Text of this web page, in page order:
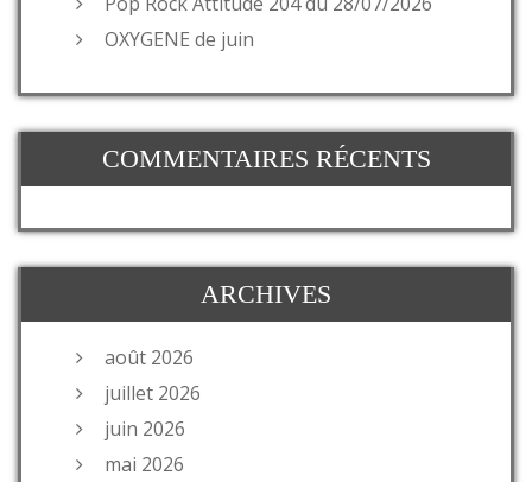
OXYGENE de juin
COMMENTAIRES RÉCENTS
ARCHIVES
août 2026
juillet 2026
juin 2026
mai 2026